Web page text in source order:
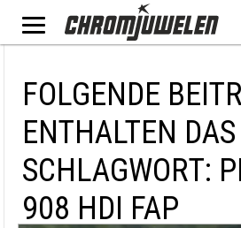
FOLGENDE
ENTHALTEN DAS
SCHLAGWORT:
908 HDI FAP